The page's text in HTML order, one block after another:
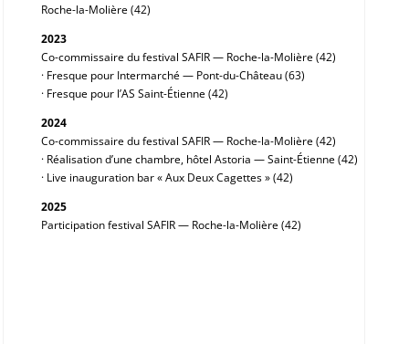
Roche-la-Molière (42)
2023
Co-commissaire du festival SAFIR — Roche-la-Molière (42)
· Fresque pour Intermarché — Pont-du-Château (63)
· Fresque pour l’AS Saint-Étienne (42)
2024
Co-commissaire du festival SAFIR — Roche-la-Molière (42)
· Réalisation d’une chambre, hôtel Astoria — Saint-Étienne (42)
· Live inauguration bar « Aux Deux Cagettes » (42)
2025
Participation festival SAFIR — Roche-la-Molière (42)